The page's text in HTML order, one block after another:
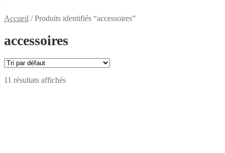
Accueil /Produits identifiés “accessoires”
accessoires
11 résultats affichés